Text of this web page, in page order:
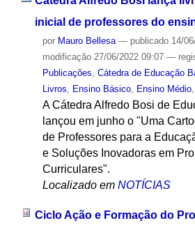
inicial de professores do
por Mauro Bellesa — publicado14/
modificação27/06/2022 09:07 —
Publicações, Cátedra de Educação
Livros, Ensino Básico, Ensino Médio,
A Cátedra Alfredo Bosi de
lançou em junho o "Uma
de Professores para a
e Soluções Inovadoras em
Curriculares".
Localizado em NOTÍCIAS
Ciclo Ação e Formação do